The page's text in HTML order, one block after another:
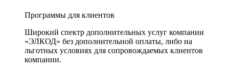
Программы для клиентов
Широкий спектр дополнительных услуг компании
«ЭЛКОД» без дополнительной оплаты, либо на
льготных условиях для сопровождаемых клиентов
компании.